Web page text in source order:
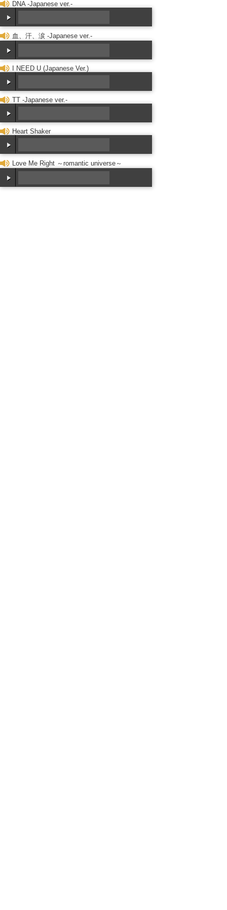
DNA -Japanese ver.-
00:00 00:00
血、汗、涙 -Japanese ver.-
00:00 / 00:00
I NEED U (Japanese Ver.)
00:00 / 00:00
TT -Japanese ver.-
00:00 /00:00
Heart Shaker
00:00 /00:00
Love Me Right ～romantic universe～